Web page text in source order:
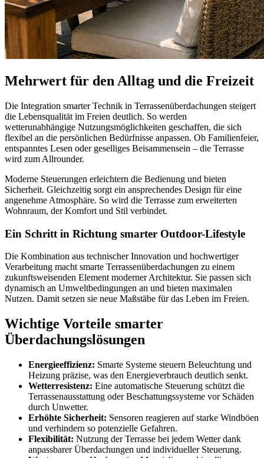
Mehrwert für den Alltag und die Freizeit
Die Integration smarter Technik in Terrassenüberdachungen steigert
die Lebensqualität im Freien deutlich. So werden
wetterunabhängige Nutzungsmöglichkeiten geschaffen, die sich
flexibel an die persönlichen Bedürfnisse anpassen. Ob Familienfeier,
entspanntes Lesen oder geselliges Beisammensein – die Terrasse
wird zum Allrounder.
Moderne Steuerungen erleichtern die Bedienung und bieten
Sicherheit. Gleichzeitig sorgt ein ansprechendes Design für eine
angenehme Atmosphäre. So wird die Terrasse zum erweiterten
Wohnraum, der Komfort und Stil verbindet.
Ein Schritt in Richtung smarter Outdoor-Lifestyle
Die Kombination aus technischer Innovation und hochwertiger
Verarbeitung macht smarte Terrassenüberdachungen zu einem
zukunftsweisenden Element moderner Architektur. Sie passen sich
dynamisch an Umweltbedingungen an und bieten maximalen
Nutzen. Damit setzen sie neue Maßstäbe für das Leben im Freien.
Wichtige Vorteile smarter
Überdachungslösungen
Energieeffizienz: Smarte Systeme steuern Beleuchtung und
Heizung präzise, was den Energieverbrauch deutlich senkt.
Wetterresistenz: Eine automatische Steuerung schützt die
Terrassenausstattung oder Beschattungssysteme vor Schäden
durch Unwetter.
Erhöhte Sicherheit: Sensoren reagieren auf starke Windböen
und verhindern so potenzielle Gefahren.
Flexibilität: Nutzung der Terrasse bei jedem Wetter dank
anpassbarer Überdachungen und individueller Steuerung.